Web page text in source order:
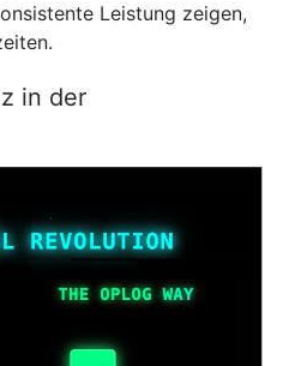
Leistung zeigen,
in der